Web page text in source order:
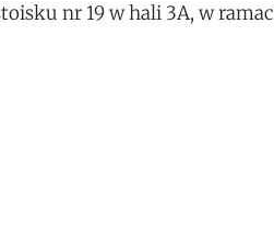
nr 19 w hali 3A, w